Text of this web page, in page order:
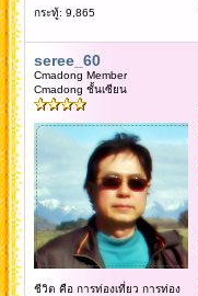
กระทู้: 9,865
seree_60
Cmadong Member
Cmadong ชั้นเซียน
ชีวิต คือ การท่องเที่ยว การท่อง